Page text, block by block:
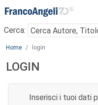
Menu
Cerca:
Main content
Home login
LOGIN
Inserisci i tuoi dati